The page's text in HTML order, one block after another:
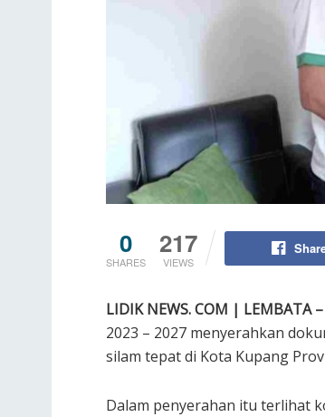
0
SHARES
217
VIEWS
LIDIK NEWS. COM | LEMBATA –
2023 – 2027 menyerahkan
silam tepat di Kota Kupang
Dalam penyerahan itu terlihat